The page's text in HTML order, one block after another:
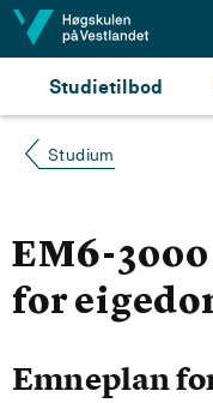
Hopp til innhald
Studietilbod
Studium
EM6-
for
Emneplan